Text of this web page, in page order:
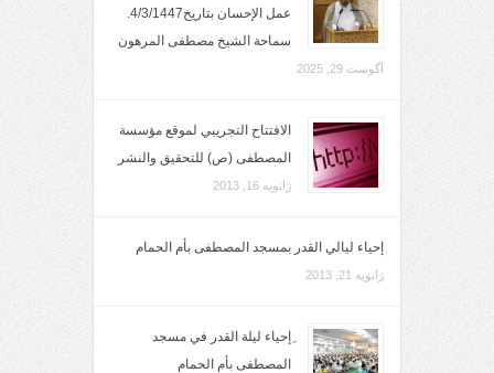
عمل الإحسان بتاريخ4/3/1447.
سماحة الشيخ مصطفى المرهون
آگوست 29, 2025
الافتتاح التجريبي لموقع مؤسسة
المصطفى (ص) للتحقيق والنشر
ژانویه 16, 2013
إحياء ليالي القدر بمسجد المصطفى بأم الحمام
ژانویه 21, 2013
ِإحياء ليلة القدر في مسجد
المصطفى بأم الحمام